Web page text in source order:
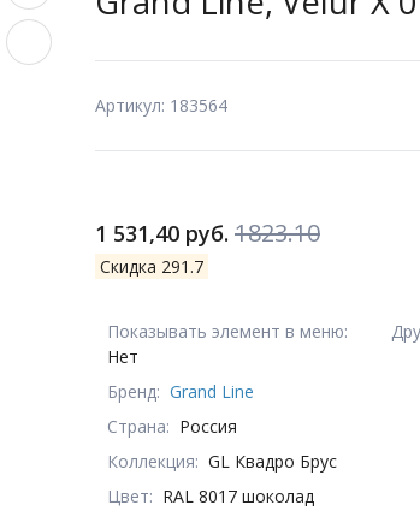
Артикул: 183564
1 531,40 руб. 1823.10
Скидка 291.7
Показывать элемент в меню:
Нет
Бренд: Grand Line
Страна: Россия
Коллекция: GL Квадро Брус
Цвет: RAL 8017 шоколад